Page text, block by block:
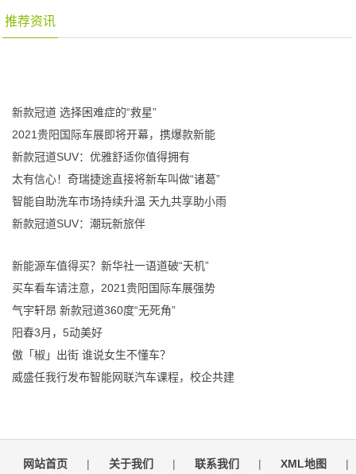
推荐资讯
新款冠道 选择困难症的“救星”
2021贵阳国际车展即将开幕，携爆款新能
新款冠道SUV：优雅舒适你值得拥有
太有信心！奇瑞捷途直接将新车叫做“诸葛”
智能自助洗车市场持续升温 天九共享助小雨
新款冠道SUV：潮玩新旅伴
新能源车值得买？新华社一语道破“天机”
买车看车请注意，2021贵阳国际车展强势
气宇轩昂 新款冠道360度“无死角”
阳春3月，5动美好
傲「椒」出街 谁说女生不懂车？
威盛任我行发布智能网联汽车课程，校企共建
网站首页 | 关于我们 | 联系我们 | XML地图
|